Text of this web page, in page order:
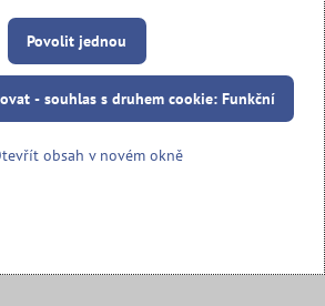
Povolit jednou
- souhlas s druhem cookie: Funkční
obsah v novém okně